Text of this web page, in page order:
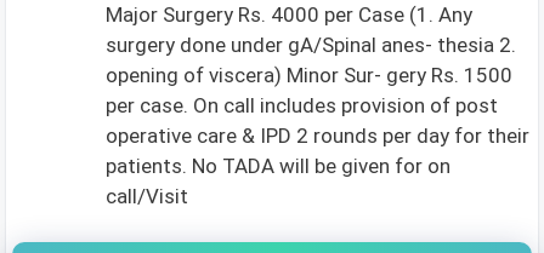
Major Surgery Rs. 4000 per Case (1. Any
surgery done under gA/Spinal anes- thesia 2.
opening of viscera) Minor Sur- gery Rs. 1500
per case. On call includes provision of post
operative care & IPD 2 rounds per day for their
patients. No TADA will be given for on
call/Visit